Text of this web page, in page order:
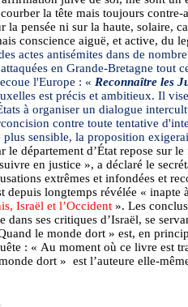
la tête mais toujours contre-
la pensée ni sur la haute, solaire,
conscience aiguë, et active, du
actes antisémites dans de
en Grande-Bretagne
l'Europe : « Reconnaître les
est précis et ambitieux. Il
à organiser un dialogue
contre toute tentative
sensible, la proposition
le département d’État repose sur
en justice », a déclaré le
extrêmes et infondées et
depuis longtemps révélée «
Israël et l’Occident ». Les
dans ses critiques d’Israël, se
le monde dort » est, en
: « Au moment où ce livre
dort » est l’auteure elle-